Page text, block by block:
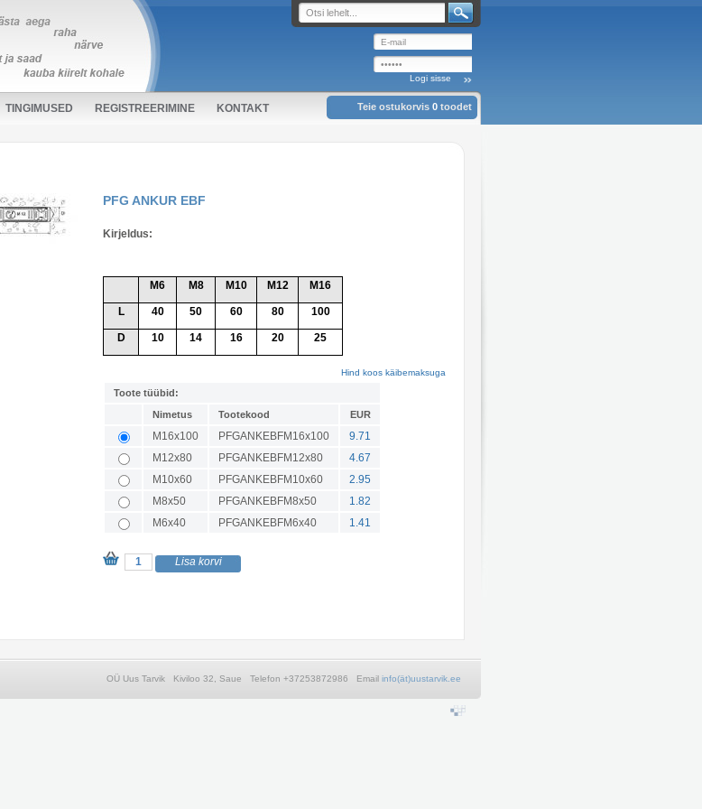
TINGIMUSED REGISTREERIMINE KONTAKT Teie ostukorvis 0 toodet
PFG ANKUR EBF
Kirjeldus:
M6 M8 M10 M12 M16
L 40 50 60 80 100
D 10 14 16 20 25
Hind koos käibemaksuga
Toote tüübid:
Nimetus
Tootekood EUR
M16x100 PFGANKEBFM16x100
9.71
M12x80
PFGANKEBFM12x80
4.67
M10x60
PFGANKEBFM10x60
2.95
M8x50
PFGANKEBFM8x50
1.82
M6x40
PFGANKEBFM6x40 1.41
OÜ Uus Tarvik Kiviloo 32, Saue Telefon +37253872986 Email info(ät)uustarvik.ee